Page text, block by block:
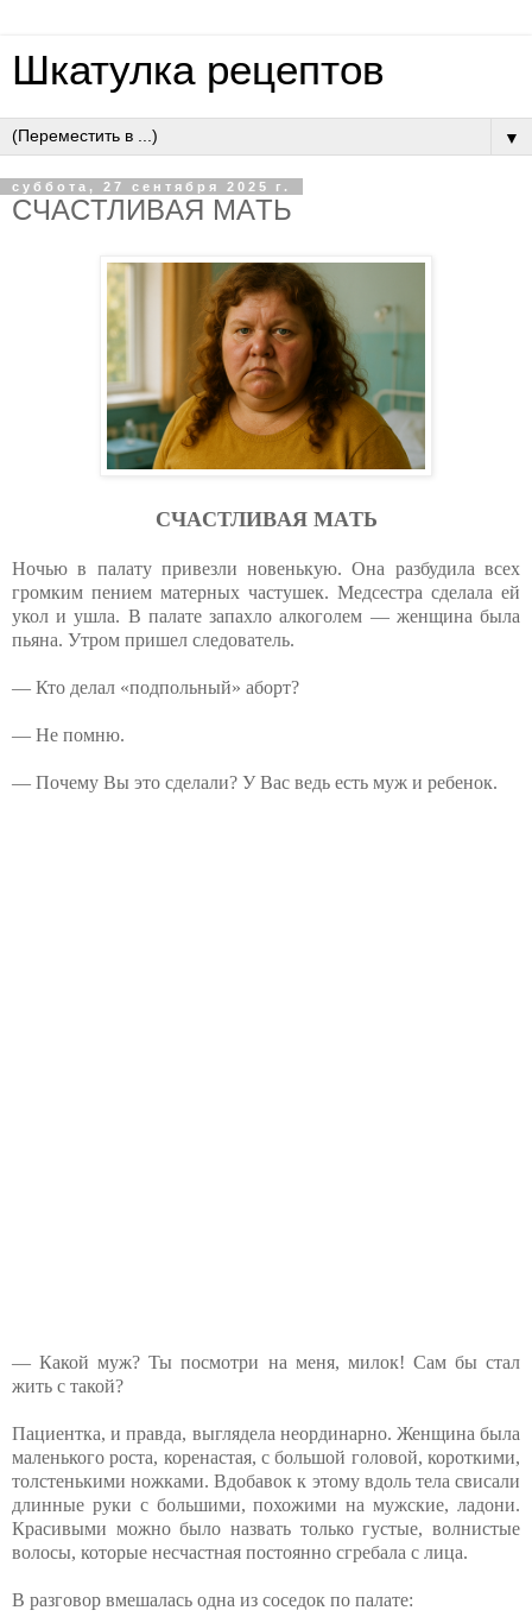
Шкатулка рецептов
▼
суббота, 27 сентября 2025 г.
CЧACТЛИВAЯ МAТЬ
CЧACТЛИВAЯ МAТЬ
Ночью в палату привезли новенькую. Она разбудила всех
громким пением матерных частушек. Медсестра сделала ей
укол и ушла. В палате запахло алкоголем — женщина была
пьяна. Утром пришел следователь.
— Кто делал «подпольный» аборт?
— Не помню.
— Почему Вы это сделали? У Вас ведь есть муж и ребенок.
— Какой муж? Ты посмотри на меня, милок! Сам бы стал
жить с такой?
Пациентка, и правда, выглядела неординарно. Женщина была
маленького роста, коренастая, с большой головой, короткими,
толстенькими ножками. Вдобавок к этому вдоль тела свисали
длинные руки с большими, похожими на мужские, ладони.
Красивыми можно было назвать только густые, волнистые
волосы, которые несчастная постоянно сгребала с лица.
В разговор вмешалась одна из соседок по палате: